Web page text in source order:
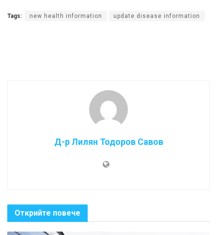
Tags: new health information update disease information
Д-р Лилян Тодоров Савов
Открийте повече